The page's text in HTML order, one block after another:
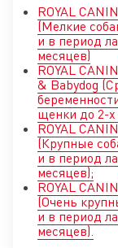
ROYAL CANIN
(Мелкие
и в период
месяцев)
ROYAL CANIN
& Babydog
щенки до 2-х
ROYAL CANIN
(Крупные
и в период
месяцев);
ROYAL CANIN
(Очень
и в период
месяцев).